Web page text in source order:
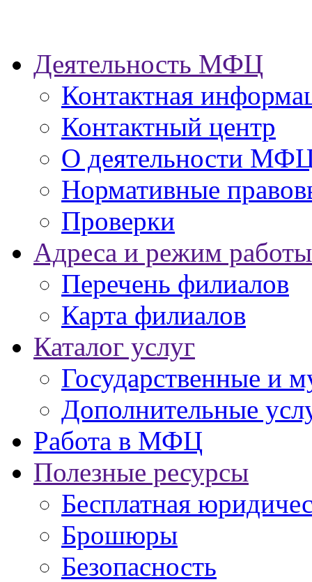
Деятельность МФЦ
Контактная
Контактный центр
О деятельности
Нормативные
Проверки
Адреса и режим работы
Перечень филиалов
Карта филиалов
Каталог услуг
Государственные и
Дополнительные
Работа в МФЦ
Полезные ресурсы
Бесплатная
Брошюры
Безопасность